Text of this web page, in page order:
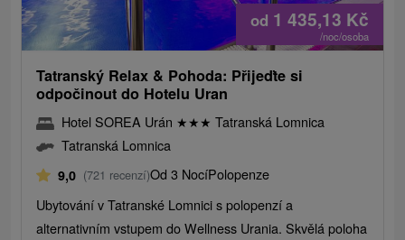
od 1 435,13 Kč
/noc/osoba
Tatranský Relax & Pohoda: Přijeďte si
odpočinout do Hotelu Uran
Hotel SOREA Urán ★★★ Tatranská Lomnica
Tatranská Lomnica
9,0 (721 recenzí)Od 3 NocíPolopenze
Ubytování v Tatranské Lomnici s polopenzí a
alternativním vstupem do Wellness Urania. Skvělá poloha